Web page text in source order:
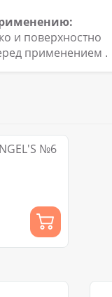
и поверхностно
применением .
№6